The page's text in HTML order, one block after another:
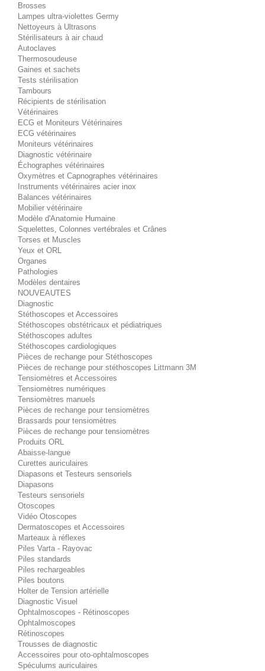
Brosses
Lampes ultra-violettes Germy
Nettoyeurs à Ultrasons
Stérilisateurs à air chaud
Autoclaves
Thermosoudeuse
Gaines et sachets
Tests stérilisation
Tambours
Récipients de stérilisation
Vétérinaires
ECG et Moniteurs Vétérinaires
ECG vétérinaires
Moniteurs vétérinaires
Diagnostic vétérinaire
Échographes vétérinaires
Oxymètres et Capnographes vétérinaires
Instruments vétérinaires acier inox
Balances vétérinaires
Mobilier vétérinaire
Modèle d'Anatomie Humaine
Squelettes, Colonnes vertébrales et Crânes
Torses et Muscles
Yeux et ORL
Organes
Pathologies
Modèles dentaires
NOUVEAUTES
Diagnostic
Stéthoscopes et Accessoires
Stéthoscopes obstétricaux et pédiatriques
Stéthoscopes adultes
Stéthoscopes cardiologiques
Pièces de rechange pour Stéthoscopes
Pièces de rechange pour stéthoscopes Littmann 3M
Tensiomètres et Accessoires
Tensiomètres numériques
Tensiomètres manuels
Pièces de rechange pour tensiomètres
Brassards pour tensiomètres
Pièces de rechange pour tensiomètres
Produits ORL
Abaisse-langue
Curettes auriculaires
Diapasons et Testeurs sensoriels
Diapasons
Testeurs sensoriels
Otoscopes
Vidéo Otoscopes
Dermatoscopes et Accessoires
Marteaux à réflexes
Piles Varta - Rayovac
Piles standards
Piles rechargeables
Piles boutons
Holter de Tension artérielle
Diagnostic Visuel
Ophtalmoscopes - Rétinoscopes
Ophtalmoscopes
Rétinoscopes
Trousses de diagnostic
Accessoires pour oto-ophtalmoscopes
Spéculums auriculaires